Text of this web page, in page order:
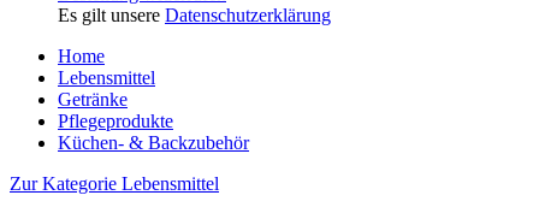
Es gilt unsere Datenschutzerklärung
Home
Lebensmittel
Getränke
Pflegeprodukte
Küchen- & Backzubehör
Zur Kategorie Lebensmittel